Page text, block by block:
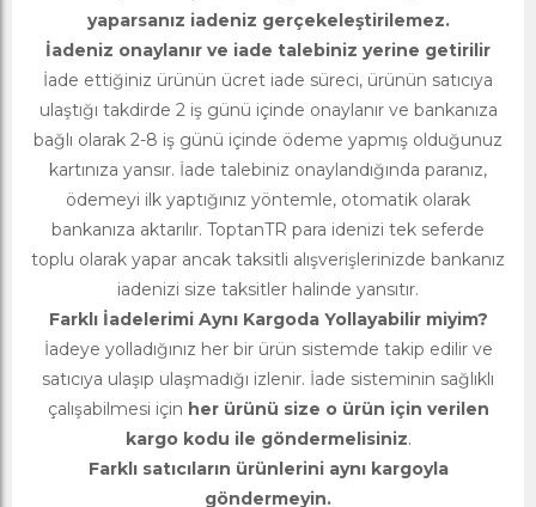
yaparsanız iadeniz gerçekeleştirilemez.
İadeniz onaylanır ve iade talebiniz yerine getirilir
İade ettiğiniz ürünün ücret iade süreci, ürünün satıcıya
ulaştığı takdirde 2 iş günü içinde onaylanır ve bankanıza
bağlı olarak 2-8 iş günü içinde ödeme yapmış olduğunuz
kartınıza yansır. İade talebiniz onaylandığında paranız,
ödemeyi ilk yaptığınız yöntemle, otomatik olarak
bankanıza aktarılır. ToptanTR para idenizi tek seferde
toplu olarak yapar ancak taksitli alışverişlerinizde bankanız
iadenizi size taksitler halinde yansıtır.
Farklı İadelerimi Aynı Kargoda Yollayabilir miyim?
İadeye yolladığınız her bir ürün sistemde takip edilir ve
satıcıya ulaşıp ulaşmadığı izlenir. İade sisteminin sağlıklı
çalışabilmesi için her ürünü size o ürün için verilen
kargo kodu ile göndermelisiniz.
Farklı satıcıların ürünlerini aynı kargoyla
göndermeyin.